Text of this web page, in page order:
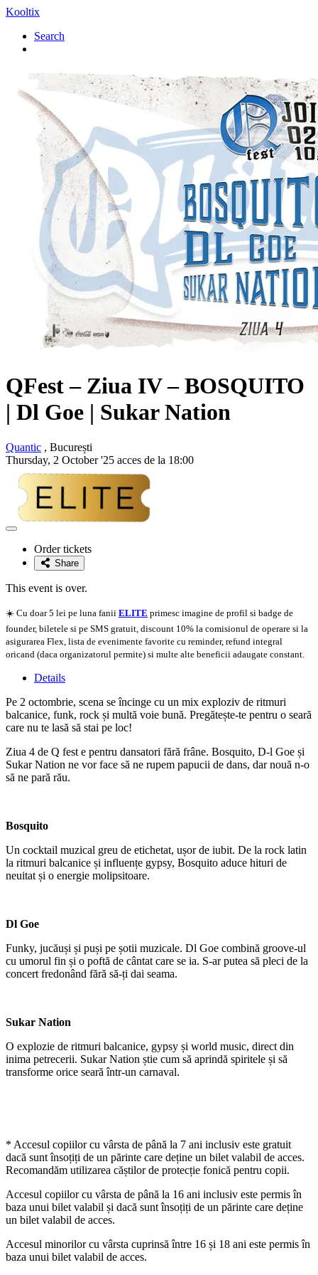
Kooltix
Search
QFest – Ziua IV –BOSQUITO
| Dl Goe | Sukar Nation
Quantic , București
Thursday, 2 October '25 acces de la 18:00
Adaugă
favoriteOrder tickets
Share
This event is over.
☀️ Cu doar 5 lei pe luna fanii ELITE primesc imagine de profil si badge de
founder, biletele si pe SMS gratuit, discount 10% la comisionul de operare si la
asigurarea Flex, lista de evenimente favorite cu reminder, refund integral
oricand (daca organizatorul permite) si multe alte beneficii adaugate constant.
Details
Pe 2 octombrie, scena se încinge cu un mix exploziv de ritmuri
balcanice, funk, rock și multă voie bună. Pregătește-te pentru o seară
care nu te lasă să stai pe loc!
Ziua 4 de Q fest e pentru dansatori fără frâne. Bosquito, D-l Goe și
Sukar Nation ne vor face să ne rupem papucii de dans, dar nouă n-o
să ne pară rău.
Bosquito
Un cocktail muzical greu de etichetat, ușor de iubit. De la rock latin
la ritmuri balcanice și influențe gypsy, Bosquito aduce hituri de
neuitat și o energie molipsitoare.
Dl Goe
Funky, jucăuși și puși pe șotii muzicale. Dl Goe combină groove-ul
cu umorul fin și o poftă de cântat care se ia. S-ar putea să pleci de la
concert fredonând fără să-ți dai seama.
Sukar Nation
O explozie de ritmuri balcanice, gypsy și world music, direct din
inima petrecerii. Sukar Nation știe cum să aprindă spiritele și să
transforme orice seară într-un carnaval.
* Accesul copiilor cu vârsta de până la 7 ani inclusiv este gratuit
dacă sunt însoțiți de un părinte care deține un bilet valabil de acces.
Recomandăm utilizarea căștilor de protecție fonică pentru copii.
Accesul copiilor cu vârsta de până la 16 ani inclusiv este permis în
baza unui bilet valabil și dacă sunt însoțiți de un părinte care deține
un bilet valabil de acces.
Accesul minorilor cu vârsta cuprinsă între 16 și 18 ani este permis în
baza unui bilet valabil de acces.